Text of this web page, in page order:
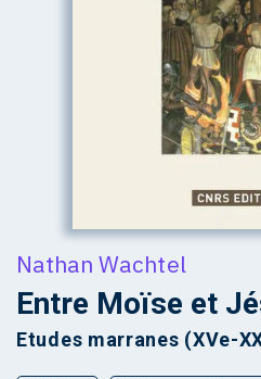
Nathan Wachtel
Entre Moïse et
Etudes marranes (XVe-